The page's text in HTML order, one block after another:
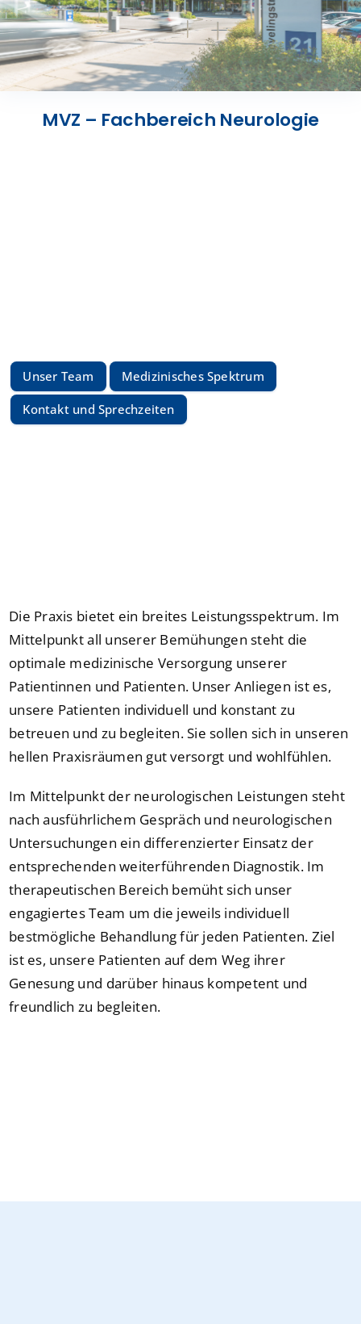
Presse
Kontakt
KarriereMVZ – Fachbereich Neurologie
Unser Team Medizinisches Spektrum
Kontakt und Sprechzeiten
Die Praxis bietet ein breites Leistungsspektrum. Im
Mittelpunkt all unserer Bemühungen steht die
optimale medizinische Versorgung unserer
Patientinnen und Patienten. Unser Anliegen ist es,
unsere Patienten individuell und konstant zu
betreuen und zu begleiten. Sie sollen sich in unseren
hellen Praxisräumen gut versorgt und wohlfühlen.
Im Mittelpunkt der neurologischen Leistungen steht
nach ausführlichem Gespräch und neurologischen
Untersuchungen ein differenzierter Einsatz der
entsprechenden weiterführenden Diagnostik. Im
therapeutischen Bereich bemüht sich unser
engagiertes Team um die jeweils individuell
bestmögliche Behandlung für jeden Patienten. Ziel
ist es, unsere Patienten auf dem Weg ihrer
Genesung und darüber hinaus kompetent und
freundlich zu begleiten.